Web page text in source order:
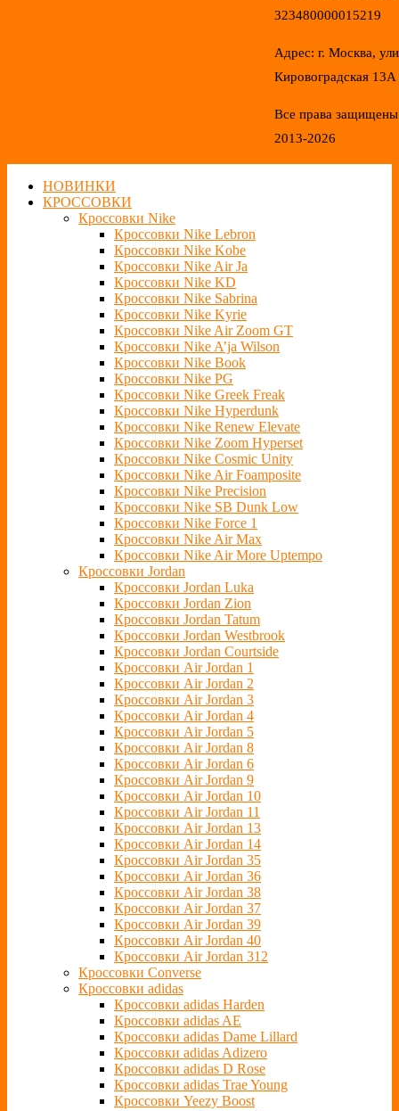
323480000015219
Адрес: г. Москва,
Кировоградская 13А
Все права
2013-2026
НОВИНКИ
КРОССОВКИ
Кроссовки Nike
Кроссовки Nike Lebron
Кроссовки Nike Kobe
Кроссовки Nike Air Ja
Кроссовки Nike KD
Кроссовки Nike Sabrina
Кроссовки Nike Kyrie
Кроссовки Nike Air Zoom GT
Кроссовки Nike A’ja Wilson
Кроссовки Nike Book
Кроссовки Nike PG
Кроссовки Nike Greek Freak
Кроссовки Nike Hyperdunk
Кроссовки Nike Renew Elevate
Кроссовки Nike Zoom Hyperset
Кроссовки Nike Cosmic Unity
Кроссовки Nike Air Foamposite
Кроссовки Nike Precision
Кроссовки Nike SB Dunk Low
Кроссовки Nike Force 1
Кроссовки Nike Air Max
Кроссовки Nike Air More Uptempo
Кроссовки Jordan
Кроссовки Jordan Luka
Кроссовки Jordan Zion
Кроссовки Jordan Tatum
Кроссовки Jordan Westbrook
Кроссовки Jordan Courtside
Кроссовки Air Jordan 1
Кроссовки Air Jordan 2
Кроссовки Air Jordan 3
Кроссовки Air Jordan 4
Кроссовки Air Jordan 5
Кроссовки Air Jordan 8
Кроссовки Air Jordan 6
Кроссовки Air Jordan 9
Кроссовки Air Jordan 10
Кроссовки Air Jordan 11
Кроссовки Air Jordan 13
Кроссовки Air Jordan 14
Кроссовки Air Jordan 35
Кроссовки Air Jordan 36
Кроссовки Air Jordan 38
Кроссовки Air Jordan 37
Кроссовки Air Jordan 39
Кроссовки Air Jordan 40
Кроссовки Air Jordan 312
Кроссовки Converse
Кроссовки adidas
Кроссовки adidas Harden
Кроссовки adidas AE
Кроссовки adidas Dame Lillard
Кроссовки adidas Adizero
Кроссовки adidas D Rose
Кроссовки adidas Trae Young
Кроссовки Yeezy Boost